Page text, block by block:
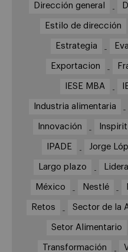
Dirección general
Estilo de dirección
Estrategia
Exportacion
IESE MBA
Industria alimentaria
Innovación Inspirit
IPADE Jorge
Largo plazo
México Nestlé
Retos Sector de la
Setor Alimentario
Transformación